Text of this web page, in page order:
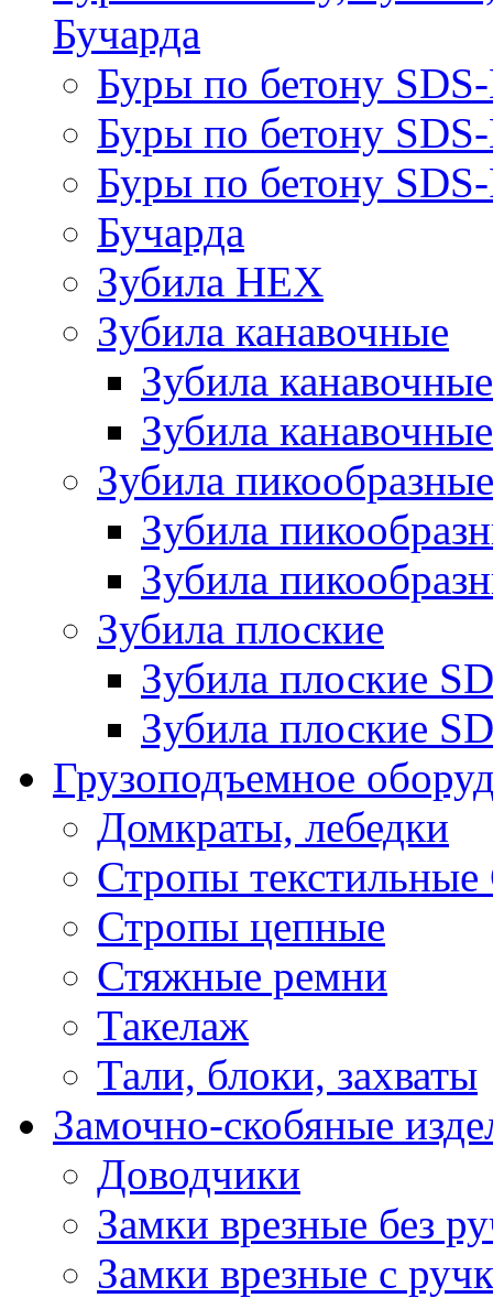
Бучарда
Буры по бетону
Буры по бетону
Буры по бетону
Бучарда
Зубила HEX
Зубила канавочные
Зубила
Зубила
Зубила пикообразные
Зубила
Зубила
Зубила плоские
Зубила плоские
Зубила плоские
Грузоподъемное
Домкраты, лебедки
Стропы
Стропы цепные
Стяжные ремни
Такелаж
Тали, блоки, захваты
Замочно-скобяные
Доводчики
Замки врезные без
Замки врезные с